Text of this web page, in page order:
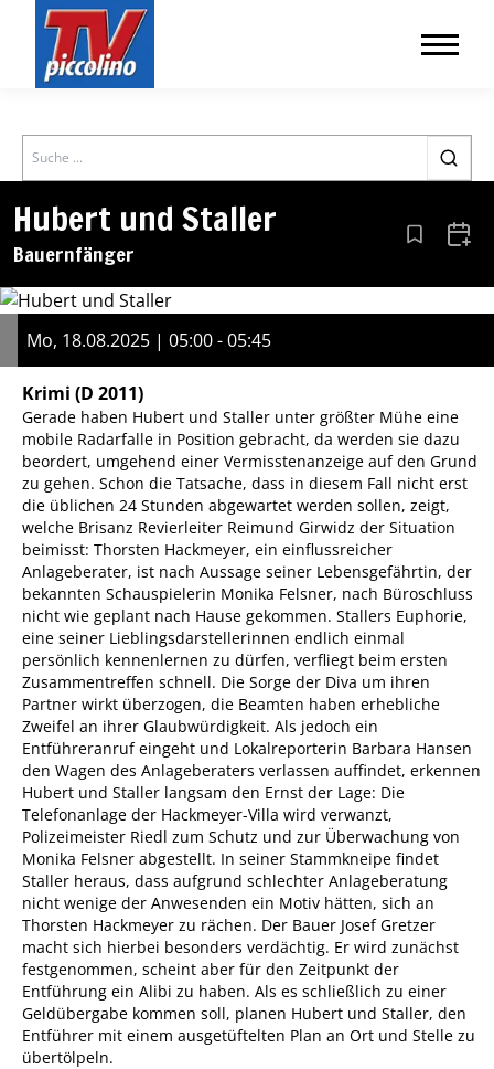
Search
Hubert und Staller
Bauernfänger Aus den
Mo, 18.08.2025 | 05:00 - 05:45
Krimi (D 2011)
Gerade haben Hubert und Staller unter größter Mühe eine
mobile Radarfalle in Position gebracht, da werden sie dazu
beordert, umgehend einer Vermisstenanzeige auf den Grund
zu gehen. Schon die Tatsache, dass in diesem Fall nicht erst
die üblichen 24 Stunden abgewartet werden sollen, zeigt,
welche Brisanz Revierleiter Reimund Girwidz der Situation
beimisst: Thorsten Hackmeyer, ein einflussreicher
Anlageberater, ist nach Aussage seiner Lebensgefährtin, der
bekannten Schauspielerin Monika Felsner, nach Büroschluss
nicht wie geplant nach Hause gekommen. Stallers Euphorie,
eine seiner Lieblingsdarstellerinnen endlich einmal
persönlich kennenlernen zu dürfen, verfliegt beim ersten
Zusammentreffen schnell. Die Sorge der Diva um ihren
Partner wirkt überzogen, die Beamten haben erhebliche
Zweifel an ihrer Glaubwürdigkeit. Als jedoch ein
Entführeranruf eingeht und Lokalreporterin Barbara Hansen
den Wagen des Anlageberaters verlassen auffindet, erkennen
Hubert und Staller langsam den Ernst der Lage: Die
Telefonanlage der Hackmeyer-Villa wird verwanzt,
Polizeimeister Riedl zum Schutz und zur Überwachung von
Monika Felsner abgestellt. In seiner Stammkneipe findet
Staller heraus, dass aufgrund schlechter Anlageberatung
nicht wenige der Anwesenden ein Motiv hätten, sich an
Thorsten Hackmeyer zu rächen. Der Bauer Josef Gretzer
macht sich hierbei besonders verdächtig. Er wird zunächst
festgenommen, scheint aber für den Zeitpunkt der
Entführung ein Alibi zu haben. Als es schließlich zu einer
Geldübergabe kommen soll, planen Hubert und Staller, den
Entführer mit einem ausgetüftelten Plan an Ort und Stelle zu
übertölpeln.